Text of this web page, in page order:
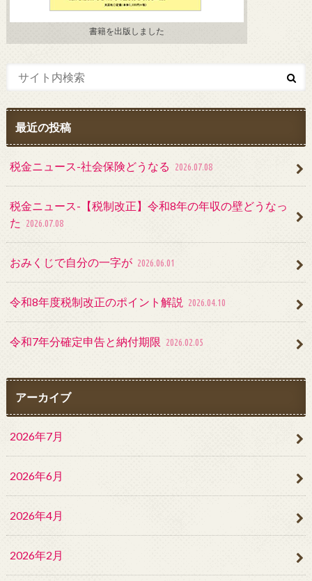
書籍を出版しました
最近の投稿
税金ニュース-社会保険どうなる 2026.07.08
税金ニュース-【税制改正】令和8年の年収の壁どうなっ
た
2026.07.08
おみくじで自分の一字が 2026.06.01
令和8年度税制改正のポイント解説 2026.04.10
令和7年分確定申告と納付期限 2026.02.05
アーカイブ
2026年7月
2026年6月
2026年4月
2026年2月